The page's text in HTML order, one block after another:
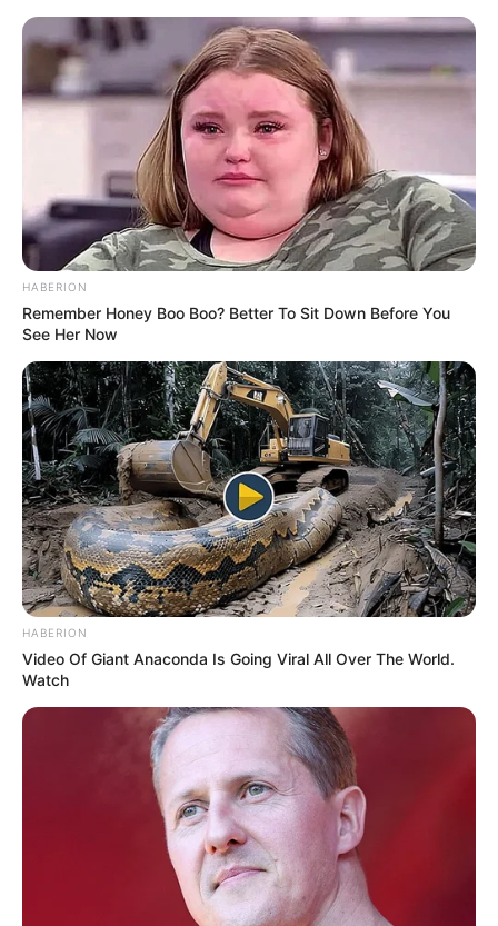
HABERION
Remember Honey Boo Boo? Better To Sit Down Before You
See Her Now
HABERION
Video Of Giant Anaconda Is Going Viral All Over The World.
Watch